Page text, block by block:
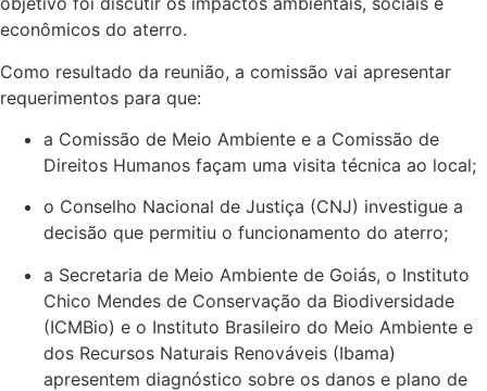
econômicos do aterro.
Como resultado da reunião, a comissão vai apresentar
requerimentos para que:
a Comissão de Meio Ambiente e a Comissão de
Direitos Humanos façam uma visita técnica ao local;
o Conselho Nacional de Justiça (CNJ) investigue a
decisão que permitiu o funcionamento do aterro;
a Secretaria de Meio Ambiente de Goiás, o Instituto
Chico Mendes de Conservação da Biodiversidade
(ICMBio) e o Instituto Brasileiro do Meio Ambiente e
dos Recursos Naturais Renováveis (Ibama)
apresentem diagnóstico sobre os danos e plano de